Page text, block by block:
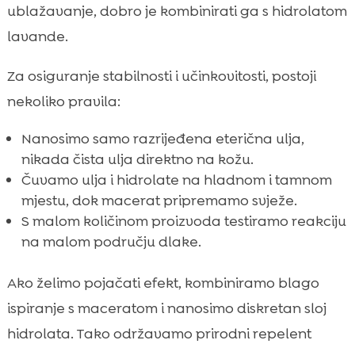
ublažavanje, dobro je kombinirati ga s hidrolatom
lavande.
Za osiguranje stabilnosti i učinkovitosti, postoji
nekoliko pravila:
Nanosimo samo razrijeđena eterična ulja,
nikada čista ulja direktno na kožu.
Čuvamo ulja i hidrolate na hladnom i tamnom
mjestu, dok macerat pripremamo svježe.
S malom količinom proizvoda testiramo reakciju
na malom području dlake.
Ako želimo pojačati efekt, kombiniramo blago
ispiranje s maceratom i nanosimo diskretan sloj
hidrolata. Tako održavamo prirodni repelent